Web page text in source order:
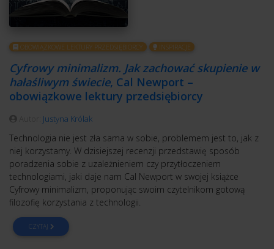
OBOWIĄZKOWE LEKTURY PRZEDSIĘBIORCY INSPIRACJE
Cyfrowy minimalizm. Jak zachować skupienie w
hałaśliwym świecie, Cal Newport –
obowiązkowe lektury przedsiębiorcy
Justyna Królak
Technologia nie jest zła sama w sobie, problemem jest to, jak z
niej korzystamy. W dzisiejszej recenzji przedstawię sposób
poradzenia sobie z uzależnieniem czy przytłoczeniem
technologiami, jaki daje nam Cal Newport w swojej książce
Cyfrowy minimalizm, proponując swoim czytelnikom gotową
filozofię korzystania z technologii.
CZYTAJ